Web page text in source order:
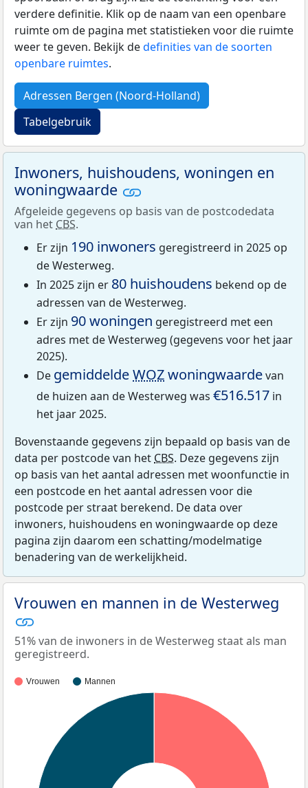
verdere definitie. Klik op de naam van een openbare
ruimte om de pagina met statistieken voor die ruimte
weer te geven. Bekijk dedefinities van de soorten
openbare ruimtes.
Adressen Bergen (Noord-Holland)
Tabelgebruik
Inwoners, huishoudens, woningen en
woningwaarde
Afgeleide gegevens op basis van de postcodedata
van het CBS.
Er zijn 190 inwoners geregistreerd in 2025 op
de Westerweg.
In 2025 zijn er 80 huishoudens bekend op de
adressen van de Westerweg.
Er zijn 90 woningen geregistreerd met een
adres met de Westerweg (gegevens voor het jaar
2025).
De gemiddeldeWOZwoningwaardevan
de huizen aan de Westerweg was €516.517 in
het jaar 2025.
Bovenstaande gegevens zijn bepaald op basis van de
data per postcode van het CBS. Deze gegevens zijn
op basis van het aantal adressen met woonfunctie in
een postcode en het aantal adressen voor die
postcode per straat berekend. De data over
inwoners, huishoudens en woningwaarde op deze
pagina zijn daarom een schatting/modelmatige
benadering van de werkelijkheid.
Vrouwen en mannen in de Westerweg
51% van de inwoners in de Westerweg staat als man
geregistreerd.
Vrouwen Mannen